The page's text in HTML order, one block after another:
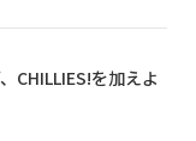
CHILLIES!を加えよ